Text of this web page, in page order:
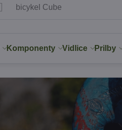
Komponenty Vidlice Prilby